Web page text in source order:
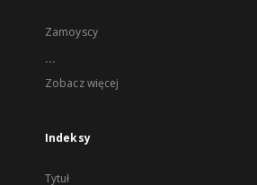
Zamoyscy
...
Zobacz więcej
Indeksy
Tytuł